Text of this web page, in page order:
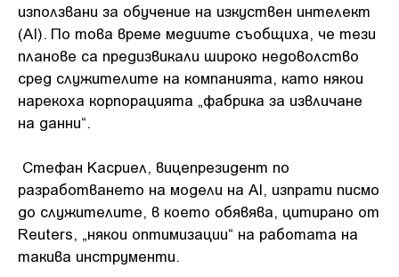
използвани за обучение на изкуствен интелект
(AI). По това време медиите съобщиха, че тези
планове са предизвикали широко недоволство
сред служителите на компанията, като някои
нарекоха корпорацията „фабрика за извличане
на данни“.
Стефан Касриел, вицепрезидент по
разработването на модели на AI, изпрати писмо
до служителите, в което обявява, цитирано от
Reuters, „някои оптимизации“ на работата на
такива инструменти.